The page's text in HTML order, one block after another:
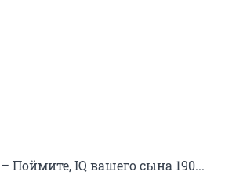
– Поймите, IQ вашего сына 190...